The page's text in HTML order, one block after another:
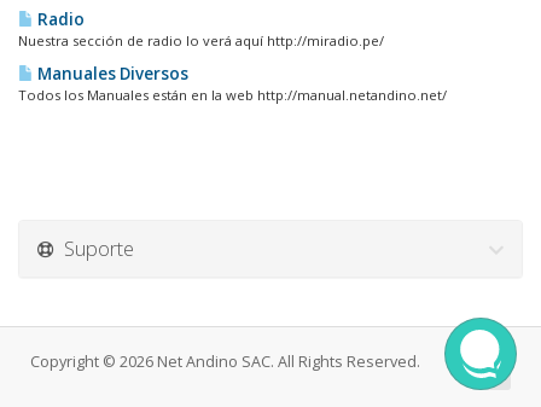
Radio
Nuestra sección de radio lo verá aquí http://miradio.pe/
Manuales Diversos
Todos los Manuales están en la web http://manual.netandino.net/
Suporte
Copyright © 2026 Net Andino SAC. All Rights Reserved.